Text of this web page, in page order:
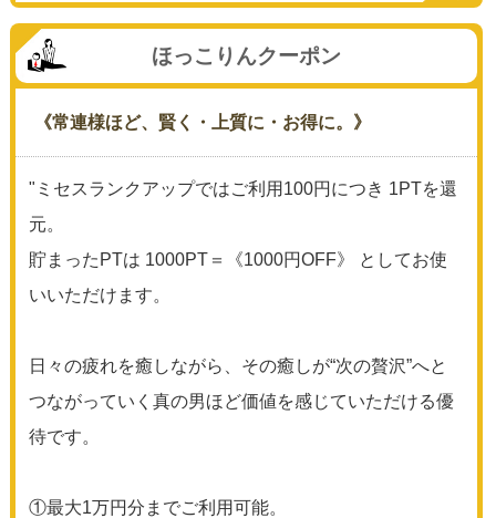
ほっこりんクーポン
《常連様ほど、賢く・上質に・お得に。》
"ミセスランクアップではご利用100円につき 1PTを還
元。
貯まったPTは 1000PT＝《1000円OFF》 としてお使
いいただけます。
日々の疲れを癒しながら、その癒しが“次の贅沢”へと
つながっていく真の男ほど価値を感じていただける優
待です。
①最大1万円分までご利用可能。